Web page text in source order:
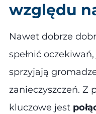
względu
Nawet dobrze
spełnić
sprzyjają
zanieczyszczeń. Z
kluczowe jest